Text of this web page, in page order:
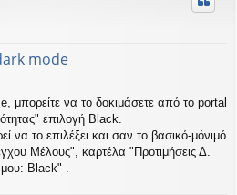
mode
μπορείτε να το δοκιμάσετε από το portal
επιλογή Black.
να το επιλέξει και σαν το βασικό-μόνιμό
Μέλους", καρτέλα "Προτιμήσεις Δ.
Black" .